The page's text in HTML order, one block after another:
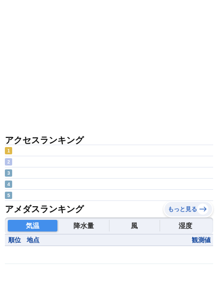
アクセスランキング
1
2
3
4
5
アメダスランキング もっと見る
気温 降水量 風 湿度
順位 地点 観測値